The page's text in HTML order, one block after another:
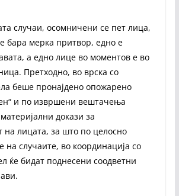
случаи, осомничени се пет лица,
бара мерка притвор, едно е
а едно лице во моментов е во
Претходно, во врска со
беше пронајдено опожарено
и по извршени вештачења
докази за
на лицата, за што по целосно
на случаите, во координација со
ќе бидат поднесени соодветни